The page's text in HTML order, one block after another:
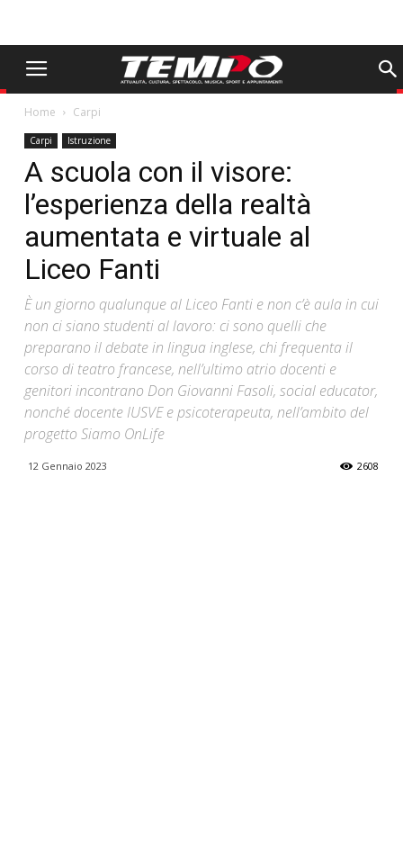
Home Carpi
Carpi Istruzione
A scuola con il visore:
l’esperienza della realtà
aumentata e virtuale al
Liceo Fanti
È un giorno qualunque al Liceo Fanti e non c’è aula in cui
non ci siano studenti al lavoro: ci sono quelli che
preparano il debate in lingua inglese, chi frequenta il
corso di teatro francese, nell’ultimo atrio docenti e
genitori incontrano Don Giovanni Fasoli, social educator,
nonché docente IUSVE e psicoterapeuta, nell’ambito del
progetto Siamo OnLife
12 Gennaio 2023 2608